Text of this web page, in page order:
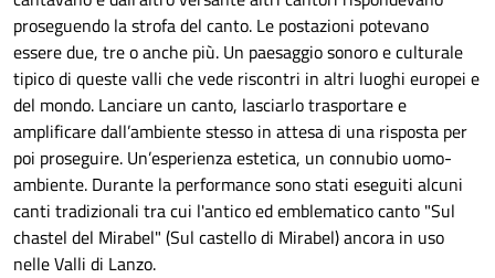
proseguendo la strofa del canto. Le postazioni potevano
essere due, tre o anche più. Un paesaggio sonoro e culturale
tipico di queste valli che vede riscontri in altri luoghi europei e
del mondo. Lanciare un canto, lasciarlo trasportare e
amplificare dall’ambiente stesso in attesa di una risposta per
poi proseguire. Un’esperienza estetica, un connubio uomo-
ambiente. Durante la performance sono stati eseguiti alcuni
canti tradizionali tra cui l'antico ed emblematico canto "Sul
chastel del Mirabel" (Sul castello di Mirabel) ancora in uso
nelle Valli di Lanzo.